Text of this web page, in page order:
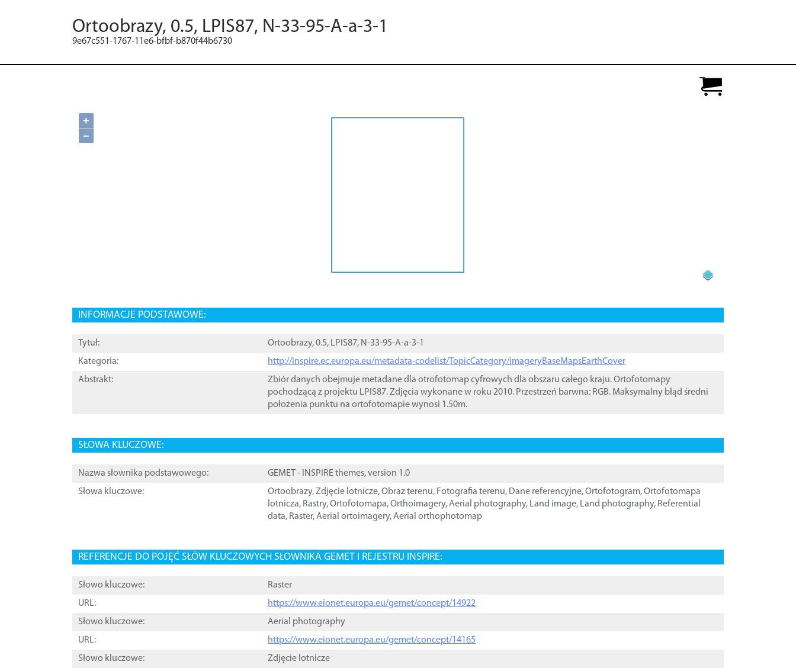
Ortoobrazy, 0.5, LPIS87, N-33-95-A-a-3-1
9e67c551-1767-11e6-bfbf-b870f44b6730
+
−
INFORMACJE PODSTAWOWE:
Tytuł:
Ortoobrazy, 0.5, LPIS87, N-33-95-A-a-3-1
Kategoria:
http://inspire.ec.europa.eu/metadata-codelist/TopicCategory/imageryBaseMapsEarthCover
Abstrakt:
Zbiór danych obejmuje metadane dla otrofotomap cyfrowych dla obszaru całego kraju. Ortofotomapy
pochodzącą z projektu LPIS87. Zdjęcia wykonane w roku 2010. Przestrzeń barwna: RGB. Maksymalny błąd średni
położenia punktu na ortofotomapie wynosi 1.50m.
SŁOWA KLUCZOWE:
Nazwa słownika podstawowego:
GEMET - INSPIRE themes, version 1.0
Słowa kluczowe:
Ortoobrazy,Zdjęcie lotnicze,Obraz terenu, Fotografia terenu, Dane referencyjne,Ortofotogram,Ortofotomapa
lotnicza, Rastry,Ortofotomapa,Orthoimagery,Aerial photography, Land image, Land photography, Referential
data, Raster,Aerial ortoimagery,Aerial orthophotomap
REFERENCJE DO POJĘĆ SŁÓW KLUCZOWYCH SŁOWNIKA GEMET I REJESTRU INSPIRE:
Słowo kluczowe:
Raster
URL:
https://www.eionet.europa.eu/gemet/concept/14922
Słowo kluczowe:
Aerial photography
URL:
https://www.eionet.europa.eu/gemet/concept/14165
Słowo kluczowe:
Zdjęcie lotnicze